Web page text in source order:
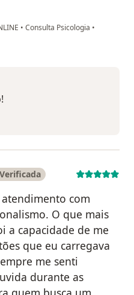
• Consulta Psicologia •
com
O que mais
a capacidade de me
que eu carregava
me senti
durante as